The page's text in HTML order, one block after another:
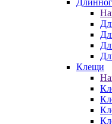
Клещи